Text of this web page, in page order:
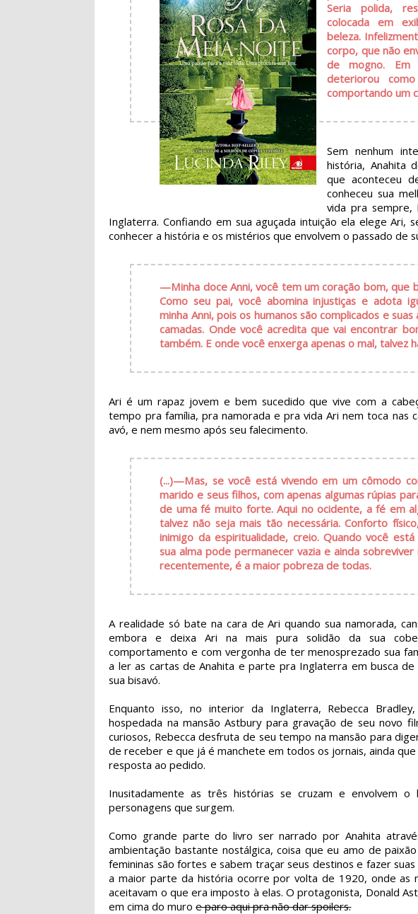
Seria polida,
colocada em
beleza.
corpo, que não
de mogno. Em
deteriorou
comportando um
Sem nenhum
história, Anahita
que aconteceu
conheceu sua
vida pra
Inglaterra. Confiando em sua aguçada intuição ela elege Ari,
conhecer a história e os mistérios que envolvem o passado de
—Minha doce Anni, você tem um coração bom, que
Como seu pai, você abomina injustiças e adota
minha Anni, pois os humanos são complicados e
camadas. Onde você acredita que vai encontrar
também. E onde você enxerga apenas o mal, talvez
Ari é um rapaz jovem e bem sucedido que vive com a
tempo pra família, pra namorada e pra vida Ari nem toca nas
avó, e nem mesmo após seu falecimento.
(...)—Mas, se você está vivendo em um cômodo
marido e seus filhos, com apenas algumas rúpias
de uma fé muito forte. Aqui no ocidente, a fé em
talvez não seja mais tão necessária. Conforto
inimigo da espiritualidade, creio. Quando você
sua alma pode permanecer vazia e ainda
recentemente, é a maior pobreza de todas.
A realidade só bate na cara de Ari quando sua namorada,
embora e deixa Ari na mais pura solidão da sua
comportamento e com vergonha de ter menosprezado sua
a ler as cartas de Anahita e parte pra Inglaterra em busca
sua bisavó.
Enquanto isso, no interior da Inglaterra, Rebecca
hospedada na mansão Astbury para gravação de seu novo
curiosos, Rebecca desfruta de seu tempo na mansão para
de receber e que já é manchete em todos os jornais, ainda
resposta ao pedido.
Inusitadamente as três histórias se cruzam e envolvem
personagens que surgem.
Como grande parte do livro ser narrado por Anahita
ambientação bastante nostálgica, coisa que eu amo de
femininas são fortes e sabem traçar seus destinos e fazer
a maior parte da história ocorre por volta de 1920, onde as
aceitavam o que era imposto à elas. O protagonista, Donald
em cima do muroe paro aqui pra não dar spoilers.